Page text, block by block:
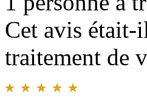
Cet avis était-
traitement de